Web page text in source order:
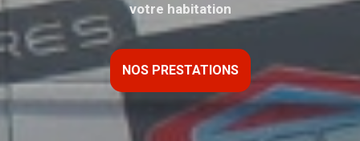
votre habitation
NOS PRESTATIONS